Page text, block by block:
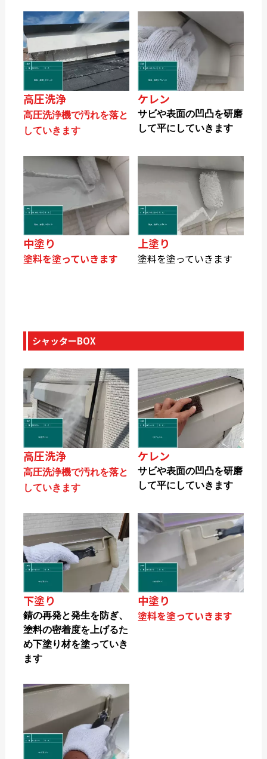
高圧洗浄
高圧洗浄機で汚れを落と
していきます
ケレン
サビや表面の凹凸を研磨
して平にしていきます
中塗り
塗料を塗っていきます
上塗り
塗料を塗っていきます
シャッターBOX
高圧洗浄
高圧洗浄機で汚れを落と
していきます
ケレン
サビや表面の凹凸を研磨
して平にしていきます
下塗り
錆の再発と発生を防ぎ、
塗料の密着度を上げるた
め下塗り材を塗っていき
ます
中塗り
塗料を塗っていきます